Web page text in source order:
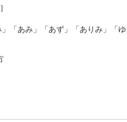
「あみ」「あず」「ありみ」「ゆ